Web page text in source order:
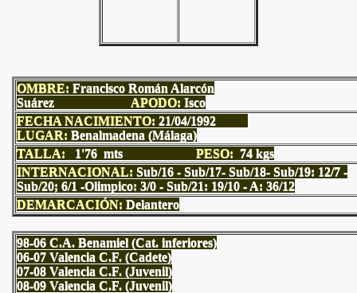
OMBRE: Francisco Román Alarcón
Suárez APODO: Isco
FECHA NACIMIENTO: 21/04/1992
LUGAR: Benalmadena (Málaga)
TALLA: 1'76 mts PESO: 74 kgs
INTERNACIONAL: Sub/16 - Sub/17- Sub/18- Sub/19: 12/7 -
Sub/20; 6/1 -Olimpico: 3/0 - Sub/21: 19/10 - A: 36/12
DEMARCACIÓN: Delantero
98-06 C.A. Benamiel (Cat. inferiores)
06-07 Valencia C.F. (Cadete)
07-08 Valencia C.F. (Juvenil)
08-09 Valencia C.F. (Juvenil)